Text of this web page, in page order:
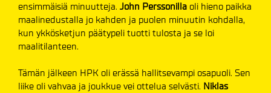
ensimmäisiä minuutteja. John Perssonilla oli hieno paikka
maalinedustalla jo kahden ja puolen minuutin kohdalla,
kun ykkösketjun päätypeli tuotti tulosta ja se loi
maalitilanteen.
Tämän jälkeen HPK oli erässä hallitsevampi osapuoli. Sen
liike oli vahvaa ja joukkue vei ottelua selvästi. Niklas